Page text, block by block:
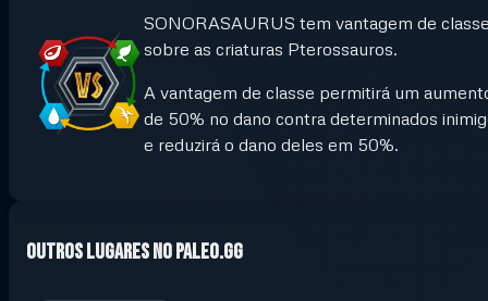
SONORASAURUS tem vantagem de
sobre as criaturas Pterossauros.
A vantagem de classe permitirá um
de 50% no dano contra determinados
e reduzirá o dano deles em 50%.
Outros lugares no Paleo.GG